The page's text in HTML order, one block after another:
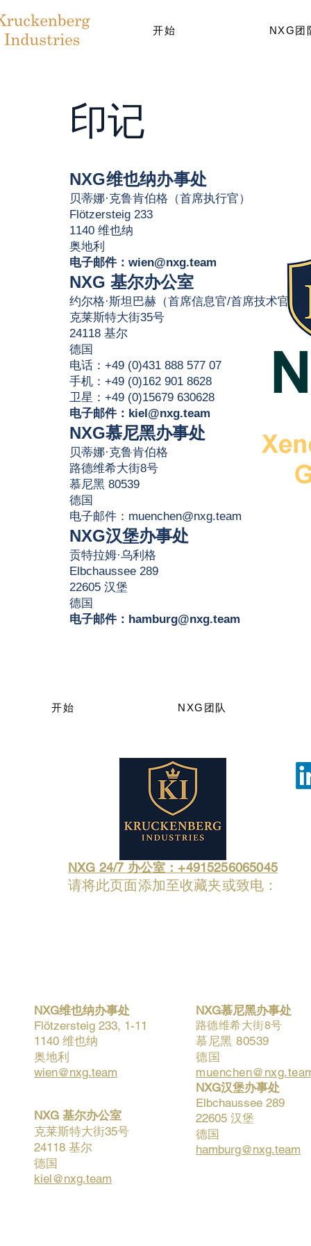
开始 NXG团
印记
NXG维也纳办事处
贝蒂娜·克鲁肯伯格（首席执行官）
Flötzersteig 233
1140 维也纳
奥地利
电子邮件： wien@nxg.team
NXG 基尔办公室
约尔格·斯坦巴赫（首席信息官/首席技术官）
克莱斯特大街35号
24118 基尔
德国
电话：+49 (0)431 888 577 07
手机：+49 (0)162 901 8628
卫星：+49 (0)15679 630628
电子邮件： kiel@nxg.team
NXG慕尼黑办事处
贝蒂娜·克鲁肯伯格
路德维希大街8号
慕尼黑 80539
德国
电子邮件： muenchen@nxg.team
NXG汉堡办事处
贡特拉姆·乌利格
Elbchaussee 289
22605 汉堡
德国
电子邮件： hamburg@nxg.team
开始 NXG团队
NXG 24/7 办公室：+4915256065045
请将此页面添加至收藏夹或致电：
NXG维也纳办事处
Flötzersteig 233, 1-11
1140 维也纳
奥地利
wien@nxg.team
NXG 基尔办公室
克莱斯特大街35号
24118 基尔
德国
kiel@nxg.team
NXG慕尼黑办事处
路德维希大街8号
慕尼黑 80539
德国
NXG汉堡办事处
Elbchaussee 289
22605 汉堡
德国
hamburg@nxg.team